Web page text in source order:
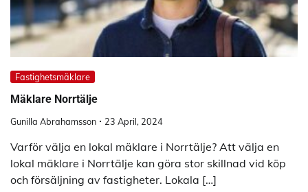
Fastighetsmäklare
Mäklare Norrtälje
Gunilla Abrahamsson 23 April, 2024
Varför välja en lokal mäklare i Norrtälje? Att välja en
lokal mäklare i Norrtälje kan göra stor skillnad vid köp
och försäljning av fastigheter. Lokala […]